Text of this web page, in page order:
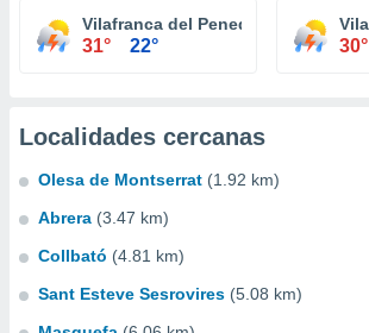
Vilafranca del Penedès
31° 22° 30°
Localidades cercanas
Olesa de Montserrat (1.92 km)
Abrera (3.47 km)
Collbató (4.81 km)
Sant Esteve Sesrovires (5.08 km)